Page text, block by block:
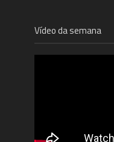
Vídeo da semana